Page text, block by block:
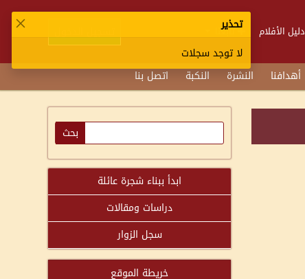
دليل الأفلام تابعنا
أهدافنا النشرة النكبة اتصل بنا
ابدأ ببناء شجرة عائلة
دراسات ومقالات
سجل الزوار
خريطة الموقع
تحذير
لا توجد سجلات